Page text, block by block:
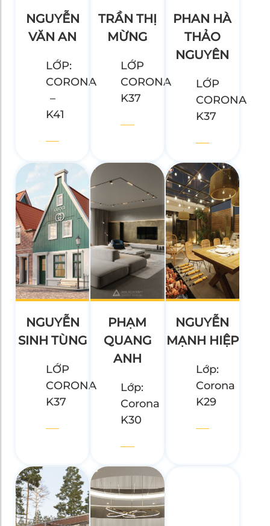
NGUYỄN
VĂN AN
LỚP:
CORONA
–
K41
TRẦN THỊ
MỪNG
LỚP
CORONA
K37
PHAN HÀ
THẢO
NGUYÊN
LỚP
CORONA
K37
NGUYỄN
SINH TÙNG
LỚP
CORONA
K37
PHẠM
QUANG
ANH
Lớp:
Corona
K30
NGUYỄN
MẠNH HIỆP
Lớp:
Corona
K29